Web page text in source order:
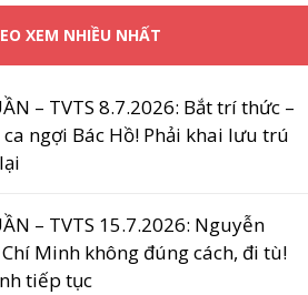
XEM NHIỀU NHẤT
– TVTS 8.7.2026: Bắt trí thức –
ngợi Bác Hồ! Phải khai lưu trú
– TVTS 15.7.2026: Nguyễn
Minh không đúng cách, đi tù!
tiếp tục